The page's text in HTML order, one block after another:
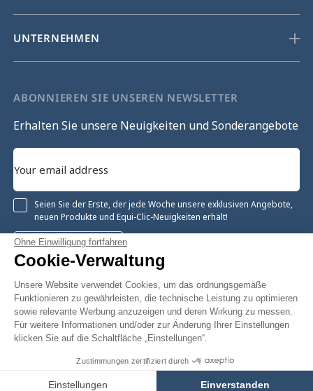
Ohne Einwilligung fortfahren
Cookie-Verwaltung
Unsere Website verwendet Cookies, um das ordnungsgemäße
Funktionieren zu gewährleisten, die technische Leistung zu optimieren
sowie relevante Werbung anzuzeigen und deren Wirkung zu messen.
Für weitere Informationen und/oder zur Änderung Ihrer Einstellungen
klicken Sie auf die Schaltfläche „Einstellungen“.
Zustimmungen zertifiziert durch
Einstellungen Einverstanden
In den Warenkorb
UNTERNEHMEN
ABONNIEREN SIE UNSEREN NEWSLETTER
Erhalten Sie unsere Neuigkeiten und Sonderangebote
Seien Sie der Erste, der jede Woche unsere exklusiven Angebote,
neuen Produkte und Equi-Clic-Neuigkeiten erhält!
Registrieren
Facebook Twitter
YouTube
Pinterest
Instagram
Equiclic © 2026